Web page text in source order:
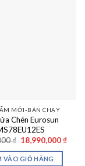
MỚI-BÁN CHẠY
Chén Eurosun
₫ Giá
gốc
là:
22,500,000 ₫.
18,990,000 ₫Giá
VÀO GIỎ HÀNG